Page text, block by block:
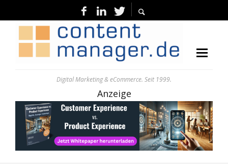
Digital Marketing & eCommerce. Seit 1999.
Anzeige